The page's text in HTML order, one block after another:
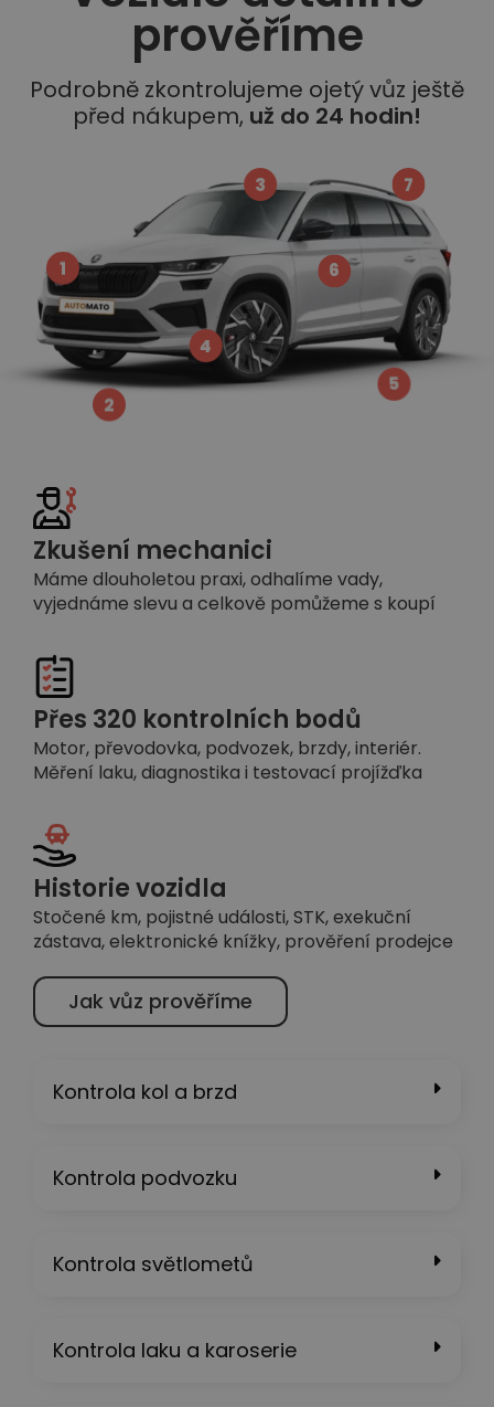
prověříme
Podrobně zkontrolujeme ojetý vůz ještě
před nákupem, už do 24 hodin!
Zkušení mechanici
Máme dlouholetou praxi, odhalíme vady,
vyjednáme slevu a celkově pomůžeme s koupí
Přes 320 kontrolních bodů
Motor, převodovka, podvozek, brzdy, interiér.
Měření laku, diagnostika i testovací projížďka
Historie vozidla
Stočené km, pojistné události, STK, exekuční
zástava, elektronické knížky, prověření prodejce
Jak vůz prověříme
1
2
3
4
5
6
7
Kontrola kol a brzd
Kontrola podvozku
Kontrola světlometů
Kontrola laku a karoserie